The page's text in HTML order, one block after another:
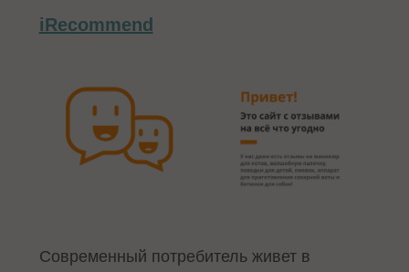
iRecommend
Современный потребитель живет в